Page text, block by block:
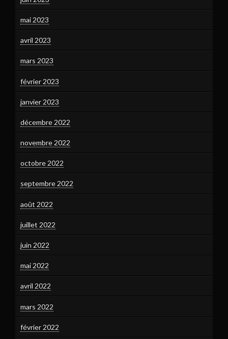
mai 2023
avril 2023
mars 2023
février 2023
janvier 2023
décembre 2022
novembre 2022
octobre 2022
septembre 2022
août 2022
juillet 2022
juin 2022
mai 2022
avril 2022
mars 2022
février 2022